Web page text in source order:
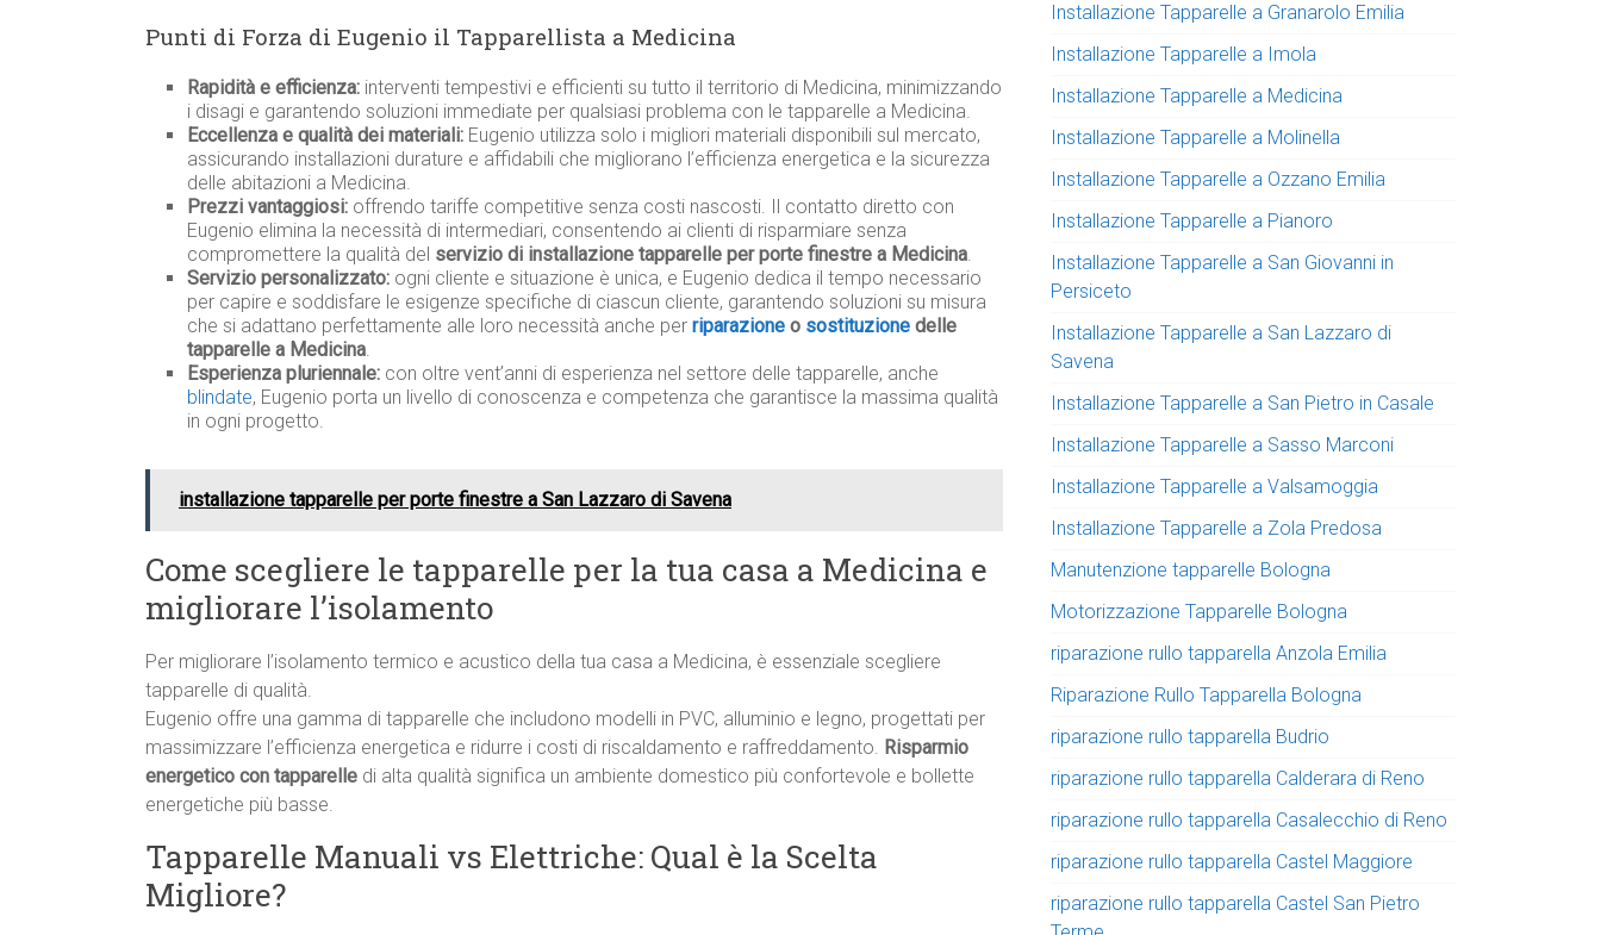
Punti di Forza di Eugenio il Tapparellista a Medicina
Rapidità e efficienza: interventi tempestivi e efficienti su tutto il territorio di Medicina, minimizzando
i disagi e garantendo soluzioni immediate per qualsiasi problema con le tapparelle a Medicina.
Eccellenza e qualità dei materiali: Eugenio utilizza solo i migliori materiali disponibili sul mercato,
assicurando installazioni durature e affidabili che migliorano l’efficienza energetica e la sicurezza
delle abitazioni a Medicina.
Prezzi vantaggiosi: offrendo tariffe competitive senza costi nascosti. Il contatto diretto con
Eugenio elimina la necessità di intermediari, consentendo ai clienti di risparmiare senza
compromettere la qualità del servizio di installazione tapparelle per porte finestre a Medicina.
Servizio personalizzato: ogni cliente e situazione è unica, e Eugenio dedica il tempo necessario
per capire e soddisfare le esigenze specifiche di ciascun cliente, garantendo soluzioni su misura
che si adattano perfettamente alle loro necessità anche per riparazione o sostituzione delle
tapparelle a Medicina.
Esperienza pluriennale: con oltre vent’anni di esperienza nel settore delle tapparelle, anche
blindate, Eugenio porta un livello di conoscenza e competenza che garantisce la massima qualità
in ogni progetto.
installazione tapparelle per porte finestre a San Lazzaro di Savena
Come scegliere le tapparelle per la tua casa a Medicina e
migliorare l’isolamento
Per migliorare l’isolamento termico e acustico della tua casa a Medicina, è essenziale scegliere
tapparelle di qualità.
Eugenio offre una gamma di tapparelle che includono modelli in PVC, alluminio e legno, progettati per
massimizzare l’efficienza energetica e ridurre i costi di riscaldamento e raffreddamento. Risparmio
energetico con tapparelle di alta qualità significa un ambiente domestico più confortevole e bollette
energetiche più basse.
Tapparelle Manuali vs Elettriche: Qual è la Scelta
Migliore?
Installazione Tapparelle a Granarolo Emilia
Installazione Tapparelle a Imola
Installazione Tapparelle a Medicina
Installazione Tapparelle a Molinella
Installazione Tapparelle a Ozzano Emilia
Installazione Tapparelle a Pianoro
Installazione Tapparelle a San Giovanni in
Persiceto
Installazione Tapparelle a San Lazzaro di
Savena
Installazione Tapparelle a San Pietro in Casale
Installazione Tapparelle a Sasso Marconi
Installazione Tapparelle a Valsamoggia
Installazione Tapparelle a Zola Predosa
Manutenzione tapparelle Bologna
Motorizzazione Tapparelle Bologna
riparazione rullo tapparella Anzola Emilia
Riparazione Rullo Tapparella Bologna
riparazione rullo tapparella Budrio
riparazione rullo tapparella Calderara di Reno
riparazione rullo tapparella Casalecchio di Reno
riparazione rullo tapparella Castel Maggiore
riparazione rullo tapparella Castel San Pietro